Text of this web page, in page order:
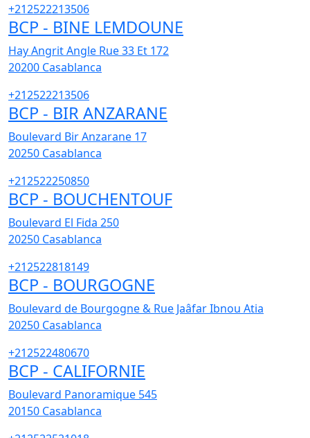
+212522213506
BCP - BINE LEMDOUNE
Hay Angrit Angle Rue 33 Et 172
20200 Casablanca
+212522213506
BCP - BIR ANZARANE
Boulevard Bir Anzarane 17
20250 Casablanca
+212522250850
BCP - BOUCHENTOUF
Boulevard El Fida 250
20250 Casablanca
+212522818149
BCP - BOURGOGNE
Boulevard de Bourgogne & Rue Jaâfar Ibnou Atia
20250 Casablanca
+212522480670
BCP - CALIFORNIE
Boulevard Panoramique 545
20150 Casablanca